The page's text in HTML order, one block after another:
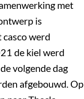
met
is
werd
de kiel werd
volgende dag
afgebouwd. Op